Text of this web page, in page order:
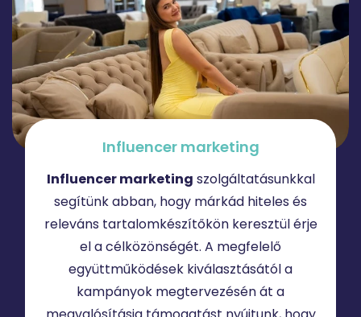
Influencer marketing
Influencer marketing szolgáltatásunkkal
segítünk abban, hogy márkád hiteles és
releváns tartalomkészítőkön keresztül érje
el a célközönségét. A megfelelő
együttműködések kiválasztásától a
kampányok megtervezésén át a